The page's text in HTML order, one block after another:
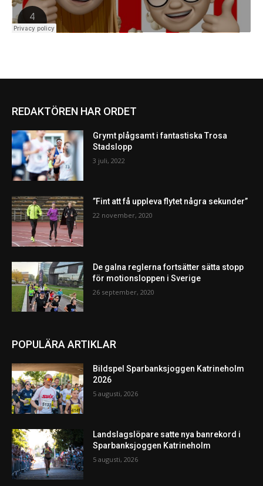
REDAKTÖREN HAR ORDET
Grymt plågsamt i fantastiska Trosa
Stadslopp
3 juli, 2022
”Fint att få uppleva flytet några sekunder”
22 november, 2020
De galna reglerna fortsätter sätta stopp
för motionsloppen i Sverige
26 september, 2020
POPULÄRA ARTIKLAR
Bildspel Sparbanksjoggen Katrineholm
2026
5 augusti, 2026
Landslagslöpare satte nya banrekord i
Sparbanksjoggen Katrineholm
5 augusti, 2026